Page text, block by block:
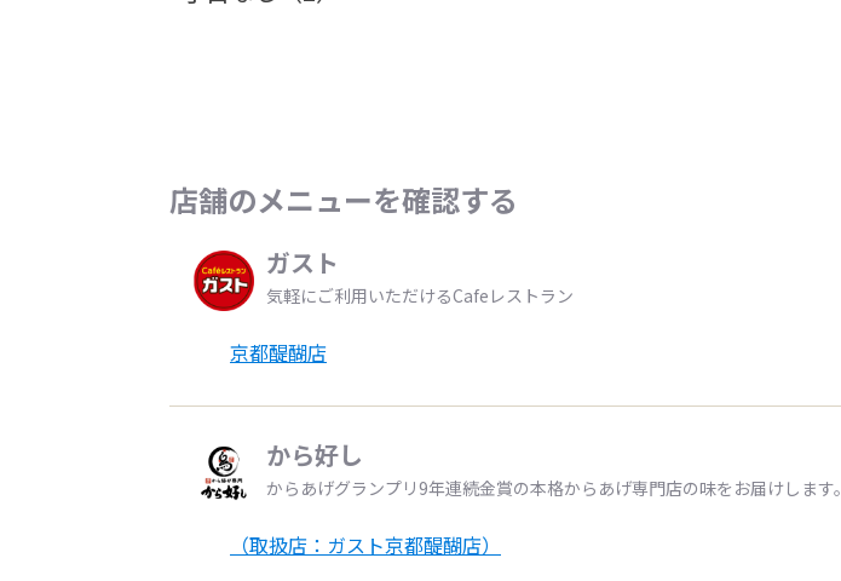
店舗のメニューを確認する
ガスト
気軽にご利用いただけるCafeレストラン
京都醍醐店
から好し
からあげグランプリ9年連続金賞の本格からあげ専門店の味をお届けします。
（取扱店：ガスト京都醍醐店）